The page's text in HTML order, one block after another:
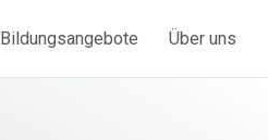
Bildungsangebote Über uns